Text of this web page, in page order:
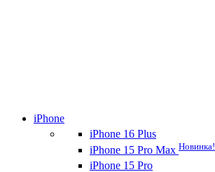
iPhone
iPhone 16 Plus
iPhone 15 Pro Max Новинка!
iPhone 15 Pro